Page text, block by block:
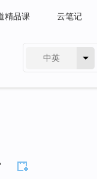
精品课 云笔记
中英